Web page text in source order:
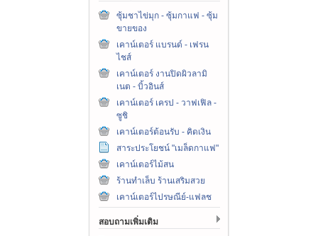
ซุ้มชาไข่มุก - ซุ้มกาแฟ - ซุ้ม
ขายของ
เคาน์เตอร์ แบรนด์ - เฟรน
ไชส์
เคาน์เตอร์ งานปิดผิวลามิ
เนต - บิ้วอินส์
เคาน์เตอร์ เครป - วาฟเฟิล -
ซูชิ
เคาน์เตอร์ต้อนรับ - คิดเงิน
สาระประโยชน์ "เมล็ดกาแฟ"
เคาน์เตอร์ไม้สน
ร้านทำเล็บ ร้านเสริมสวย
เคาน์เตอร์ไปรษณีย์-แฟลช
สอบถามเพิ่มเติม